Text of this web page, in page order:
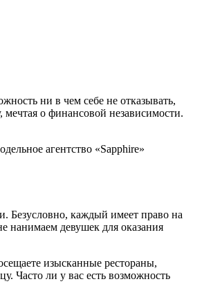
ни в чем себе не отказывать,
о финансовой независимости.
агентство «Sapphire»
Безусловно, каждый имеет право на
нанимаем девушек для оказания
изысканные рестораны,
Часто ли у вас есть возможность